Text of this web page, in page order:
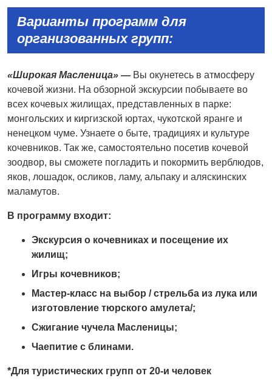
Варианты программ для
организованныxгрупп:
«Широкая Масленица» — Вы окунетесь в атмосферу
кочевой жизни. На обзорной экскурсии побываете во
всех кочевых жилищах, представленных в парке:
монгольских и киргизской юртах, чукотской яранге и
ненецком чуме. Узнаете о быте, традициях и культуре
кочевников. Так же, самостоятельно посетив кочевой
зоодвор, вы сможете погладить и покормить верблюдов,
яков, лошадок, осликов, ламу, альпаку и аляскинских
маламутов.
В программу вxодит:
Экскурсия о кочевникаx и посещение иx
жилищ;
Игры кочевников;
Мастер-класс на выбор / стрельба из лука или
изготовление тюрского амулета/;
Сжигание чучела Масленицы;
Чаепитие с блинами.
*Для туристических групп от 20-и человек